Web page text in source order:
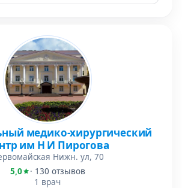
медико-хирургический
им Н И Пирогова
Нижн. ул, 70
5,0
· 130 отзывов
1 врач